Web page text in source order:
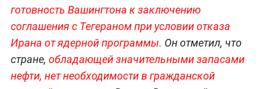
готовность Вашингтона к заключению
соглашения с Тегераном при условии отказа
Ирана от ядерной программы. Он отметил, что
стране, обладающей значительными запасами
нефти, нет необходимости в гражданской